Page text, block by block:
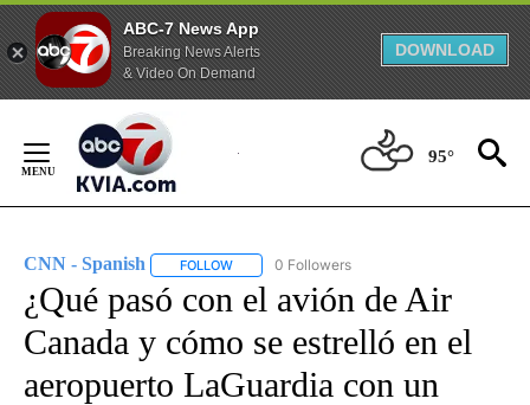
ABC-7 News App
Breaking News Alerts
& Video On Demand
DOWNLOAD
Content
95°
CNN - Spanish FOLLOW FOLLOW "CNN - SPANISH" TO RECEIVE
0 Followers
¿Qué pasó con el avión de Air
Canada y cómo se estrelló en el
aeropuerto LaGuardia con un